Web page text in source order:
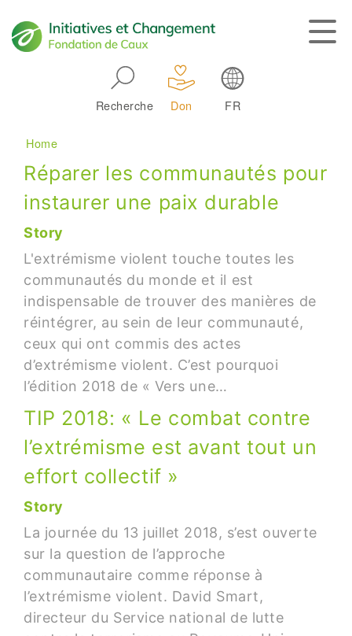
Recherche Don FR
Main navigation
Breadcrumb
Home
Réparer les communautés pour
instaurer une paix durable
Story
L'extrémisme violent touche toutes les
communautés du monde et il est
indispensable de trouver des manières de
réintégrer, au sein de leur communauté,
ceux qui ont commis des actes
d’extrémisme violent. C’est pourquoi
l’édition 2018 de « Vers une…
TIP 2018: « Le combat contre
l’extrémisme est avant tout un
effort collectif »
Story
La journée du 13 juillet 2018, s’est ouverte
sur la question de l’approche
communautaire comme réponse à
l’extrémisme violent. David Smart,
directeur du Service national de lutte